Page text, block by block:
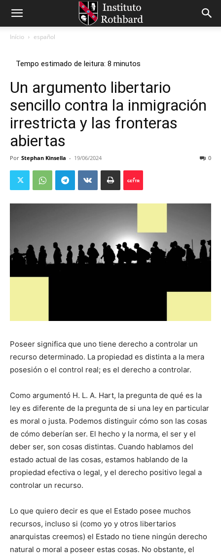
Início español
Un argumento libertario
sencillo contra la inmigración
irrestricta y las fronteras
abiertas
Por Stephan Kinsella - 19/06/2024 0
Poseer significa que uno tiene derecho a controlar un
recurso determinado. La propiedad es distinta a la mera
posesión o el control real; es el derecho a controlar.
Como argumentó H. L. A. Hart, la pregunta de qué es la
ley es diferente de la pregunta de si una ley en particular
es moral o justa. Podemos distinguir cómo son las cosas
de cómo deberían ser. El hecho y la norma, el ser y el
deber ser, son cosas distintas. Cuando hablamos del
estado actual de las cosas, estamos hablando de la
propiedad efectiva o legal, y el derecho positivo legal a
controlar un recurso.
Lo que quiero decir es que el Estado posee muchos
recursos, incluso si (como yo y otros libertarios
anarquistas creemos) el Estado no tiene ningún derecho
natural o moral a poseer estas cosas. No obstante, el